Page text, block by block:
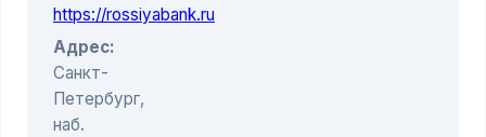
https://rossiyabank.ru
Адрес:
Санкт-
Петербург,
наб.